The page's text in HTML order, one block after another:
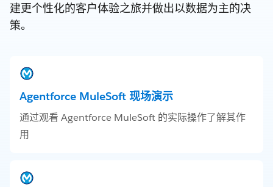
建更个性化的客户体验之旅并做出以数据为主的决
策。
Agentforce MuleSoft 现场演示
通过观看 Agentforce MuleSoft 的实际操作了解其作
用